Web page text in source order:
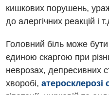
Заходи БПР
Інтернатура
Безкоштовні операції
Енциклопедія
Діагностика
Ангіографічні дослідження
Діагностичне відділення
Ендоскопічне відділення
Відділення кардіосудинної
Відділення невідкладних
кишкових порушень,
до алергічних реакцій і
Головний біль може бути
єдиною скаргою при
неврозах, депресивних
хворобі, атеросклерозі